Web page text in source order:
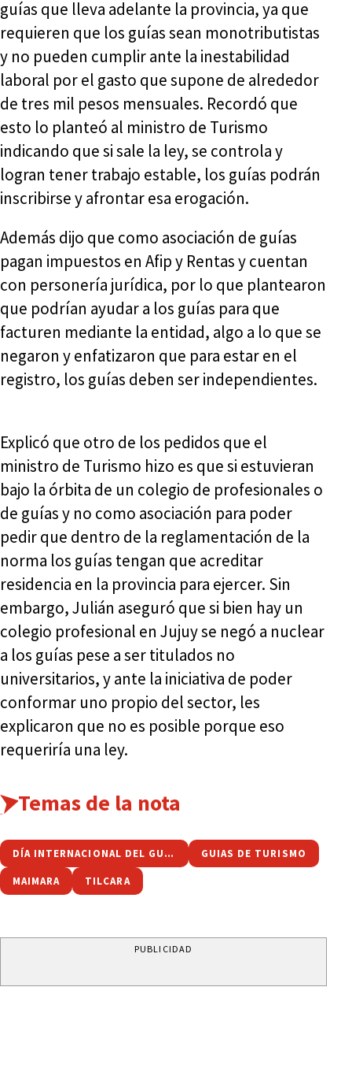
guías que lleva adelante la provincia, ya que
requieren que los guías sean monotributistas
y no pueden cumplir ante la inestabilidad
laboral por el gasto que supone de alrededor
de tres mil pesos mensuales. Recordó que
esto lo planteó al ministro de Turismo
indicando que si sale la ley, se controla y
logran tener trabajo estable, los guías podrán
inscribirse y afrontar esa erogación.
Además dijo que como asociación de guías
pagan impuestos en Afip y Rentas y cuentan
con personería jurídica, por lo que plantearon
que podrían ayudar a los guías para que
facturen mediante la entidad, algo a lo que se
negaron y enfatizaron que para estar en el
registro, los guías deben ser independientes.
Explicó que otro de los pedidos que el
ministro de Turismo hizo es que si estuvieran
bajo la órbita de un colegio de profesionales o
de guías y no como asociación para poder
pedir que dentro de la reglamentación de la
norma los guías tengan que acreditar
residencia en la provincia para ejercer. Sin
embargo, Julián aseguró que si bien hay un
colegio profesional en Jujuy se negó a nuclear
a los guías pese a ser titulados no
universitarios, y ante la iniciativa de poder
conformar uno propio del sector, les
explicaron que no es posible porque eso
requeriría una ley.
Temas de la nota
DÍA INTERNACIONAL DEL GUÍA DE TURISMO GUIAS DE TURISMO
MAIMARA TILCARA
PUBLICIDAD